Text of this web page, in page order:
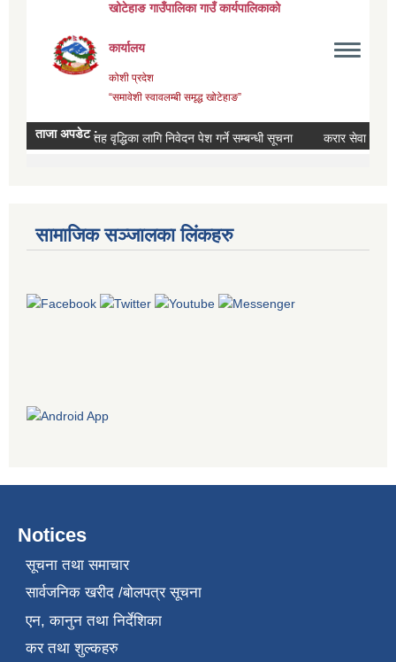
सामाजिक सञ्जालका लिंकहरु
Notices
सूचना तथा समाचार
सार्वजनिक खरीद /बोलपत्र सूचना
एन, कानुन तथा निर्देशिका
कर तथा शुल्कहरु